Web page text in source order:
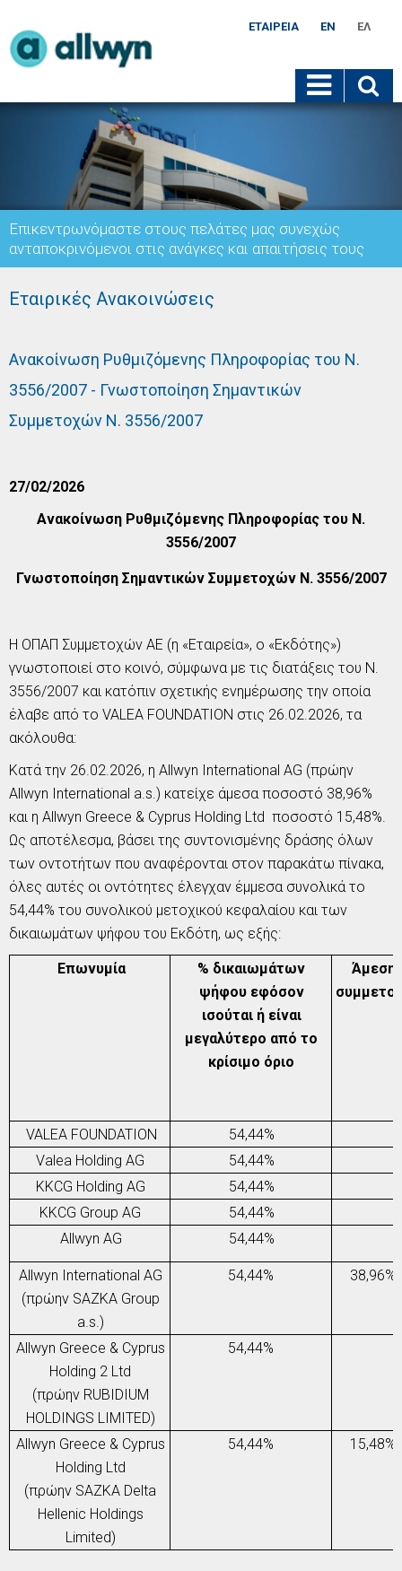
ΕΤΑΙΡΕΊΑ EN ΕΛ
Επικεντρωνόμαστε στους πελάτες μας συνεχώς
ανταποκρινόμενοι στις ανάγκες και απαιτήσεις τους
Εταιρικές Ανακοινώσεις
Ανακοίνωση Ρυθμιζόμενης Πληροφορίας του Ν.
3556/2007 - Γνωστοποίηση Σημαντικών
Συμμετοχών Ν. 3556/2007
27/02/2026
Ανακοίνωση Ρυθμιζόμενης Πληροφορίας του Ν.
3556/2007
Γνωστοποίηση Σημαντικών Συμμετοχών Ν. 3556/2007
Η ΟΠΑΠ Συμμετοχών ΑΕ (η «Εταιρεία», ο «Εκδότης»)
γνωστοποιεί στο κοινό, σύμφωνα με τις διατάξεις του Ν.
3556/2007 και κατόπιν σχετικής ενημέρωσης την οποία
έλαβε από το VALEA FOUNDATION στις 26.02.2026, τα
ακόλουθα:
Κατά την 26.02.2026, η Allwyn International AG (πρώην
Allwyn International a s .) κατείχε άμεσα ποσοστό 38,96%
και η Allwyn Greece & Cyprus Holding Ltd ποσοστό 15,48%.
Ως αποτέλεσμα, βάσει της συντονισμένης δράσης όλων
των οντοτήτων που αναφέρονται στον παρακάτω πίνακα,
όλες αυτές οι οντότητες έλεγχαν έμμεσα συνολικά το
54,44% του συνολικού μετοχικού κεφαλαίου και των
δικαιωμάτων ψήφου του Eκδότη, ως εξής:
Επωνυμία
% δικαιωμάτων
ψήφου εφόσον
ισούται ή είναι
μεγαλύτερο από το
κρίσιμο όριο
Άμεση
VALEA FOUNDATION 54,44%
Valea Holding AG
54,44%
KKCG Holding AG
54,44%
KKCG Group AG
54,44%
Allwyn AG
54,44%
Allwyn International AG
(πρώηνSAZKA Group
a.s.)
54,44% 38,96%
Allwyn Greece & Cyprus
Holding 2 Ltd
(πρώηνRUBIDIUM
HOLDINGS LIMITED)
54,44%
Allwyn Greece & Cyprus
Holding Ltd
(πρώην SAZKA Delta
Hellenic Holdings
Limited)
54,44% 15,48%